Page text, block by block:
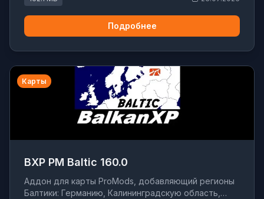
Подробнее
Карты
BXP PM Baltic 160.0
Аддон для карты ProMods, добавляющий регионы
Балтики: Германию, Калининградскую область,